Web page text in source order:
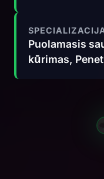
Puolamasis
kūrimas,